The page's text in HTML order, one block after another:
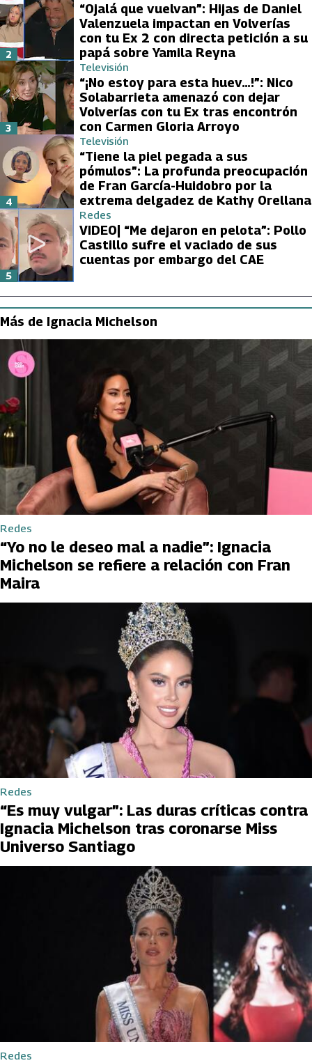
“Ojalá que vuelvan”: Hijas de Daniel
Valenzuela impactan en Volverías
con tu Ex 2 con directa petición a su
papá sobre Yamila Reyna
2
Televisión
“¡No estoy para esta huev…!”: Nico
Solabarrieta amenazó con dejar
Volverías con tu Ex tras encontrón
con Carmen Gloria Arroyo
3
Televisión
“Tiene la piel pegada a sus
pómulos”: La profunda preocupación
de Fran García-Huidobro por la
extrema delgadez de Kathy Orellana
4
Redes
VIDEO| “Me dejaron en pelota”: Pollo
Castillo sufre el vaciado de sus
cuentas por embargo del CAE
5
Más de Ignacia Michelson
Redes
“Yo no le deseo mal a nadie”: Ignacia
Michelson se refiere a relación con Fran
Maira
Redes
“Es muy vulgar”: Las duras críticas contra
Ignacia Michelson tras coronarse Miss
Universo Santiago
Redes